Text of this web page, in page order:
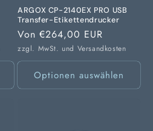
ARGOX CP-2140EX PRO USB
Transfer-Etikettendrucker
Normaler
Preis
Von €264,00 EUR
zzgl. MwSt. und Versandkosten
Optionen auswählen